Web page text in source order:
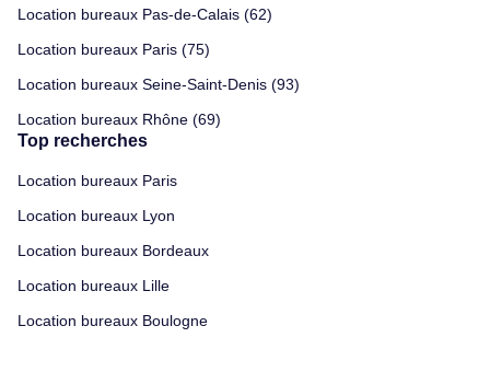
Location bureaux Pas-de-Calais (62)
Location bureaux Paris (75)
Location bureaux Seine-Saint-Denis (93)
Location bureaux Rhône (69)
Top recherches
Location bureaux Paris
Location bureaux Lyon
Location bureaux Bordeaux
Location bureaux Lille
Location bureaux Boulogne